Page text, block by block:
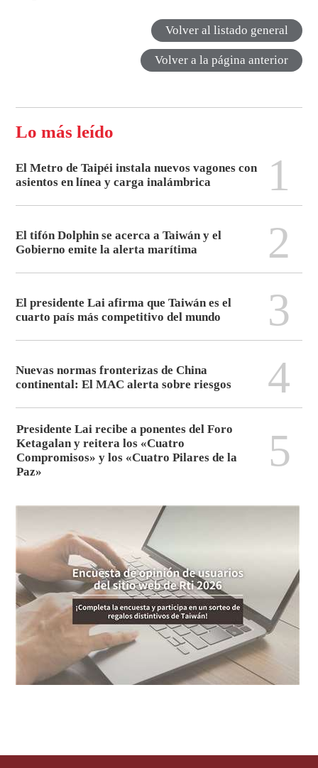
Volver al listado general
Volver a la página anterior
Lo más leído
El Metro de Taipéi instala nuevos vagones con
asientos en línea y carga inalámbrica
1
El tifón Dolphin se acerca a Taiwán y el
Gobierno emite la alerta marítima
2
El presidente Lai afirma que Taiwán es el
cuarto país más competitivo del mundo
3
Nuevas normas fronterizas de China
continental: El MAC alerta sobre riesgos
4
Presidente Lai recibe a ponentes del Foro
Ketagalan y reitera los «Cuatro
Compromisos» y los «Cuatro Pilares de la
Paz»
5